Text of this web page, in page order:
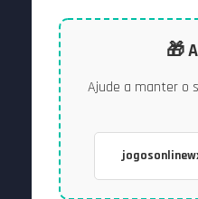
🎁
Ajude a manter o